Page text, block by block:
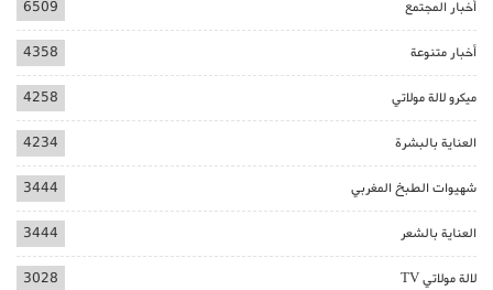
أخبار المجتمع 6509
أخبار متنوعة 4358
ميكرو لالة مولاتي 4258
العناية بالبشرة 4234
شهيوات الطبخ المغربي 3444
العناية بالشعر 3444
لالة مولاتي TV 3028